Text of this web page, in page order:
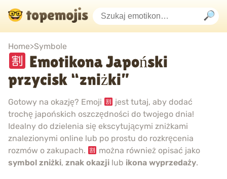
Home>Symbole
Emotikona Japoński
przycisk “zniżki”
Gotowy na okazję? Emoji
jest tutaj, aby dodać
trochę japońskich oszczędności do twojego dnia!
Idealny do dzielenia się ekscytującymi zniżkami
znalezionymi online lub po prostu do rozkręcenia
rozmów o zakupach.
można również opisać jako
symbol zniżki, znak okazji lub ikona wyprzedaży.